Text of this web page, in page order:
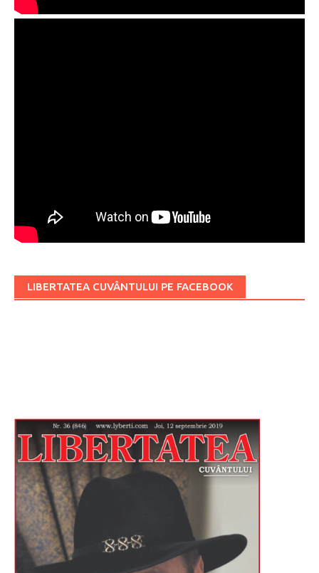
LIBERTATEA CUVÂNTULUI PE FACEBOOK